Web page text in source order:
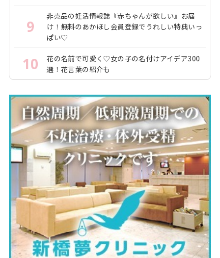
9
非売品の妊活情報誌『赤ちゃんが欲しい』お届
け！無料のあかほし会員登録でうれしい特典いっ
ぱい♡
10
花の名前で可愛く♡女の子の名付けアイデア300
選！花言葉の紹介も